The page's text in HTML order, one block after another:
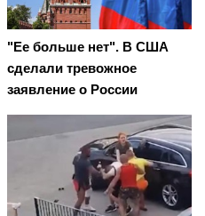
"Ее больше нет". В США
сделали тревожное
заявление о России